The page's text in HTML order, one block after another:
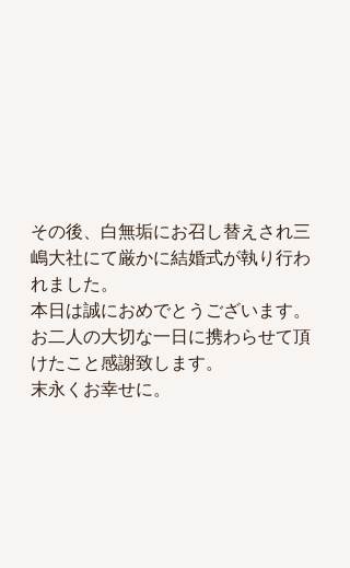
その後、白無垢にお召し替えされ三
嶋大社にて厳かに結婚式が執り行わ
れました。
本日は誠におめでとうございます。
お二人の大切な一日に携わらせて頂
けたこと感謝致します。
末永くお幸せに。